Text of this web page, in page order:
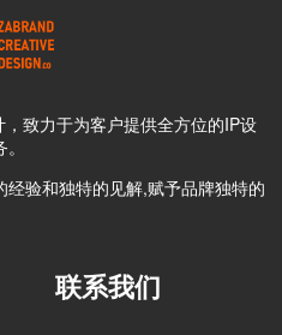
致力于为客户提供全方位的IP设
验和独特的见解,赋予品牌独特的
联系我们